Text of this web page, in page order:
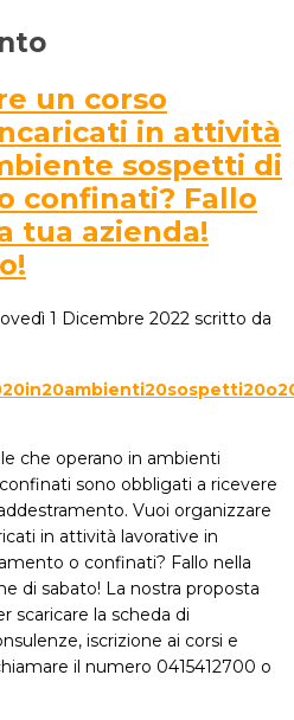
un corso
in attività
sospetti di
confinati? Fallo
tua azienda!
1 Dicembre 2022 scritto da
che operano in ambienti
sono obbligati a ricevere
Vuoi organizzare
in attività lavorative in
o confinati? Fallo nella
di sabato! La nostra proposta
scaricare la scheda di
iscrizione ai corsi e
il numero 0415412700 o